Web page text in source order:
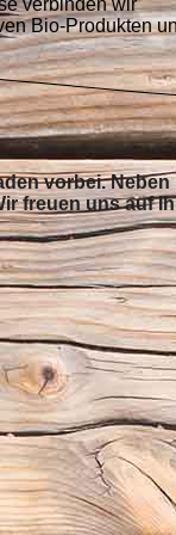
Bio-Produkten
vorbei.Neben
freuen uns auf